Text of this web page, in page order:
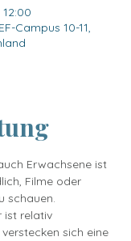
Campus 10-11,
Erwachsene ist
Filme oder
schauen.
ist relativ
sich eine